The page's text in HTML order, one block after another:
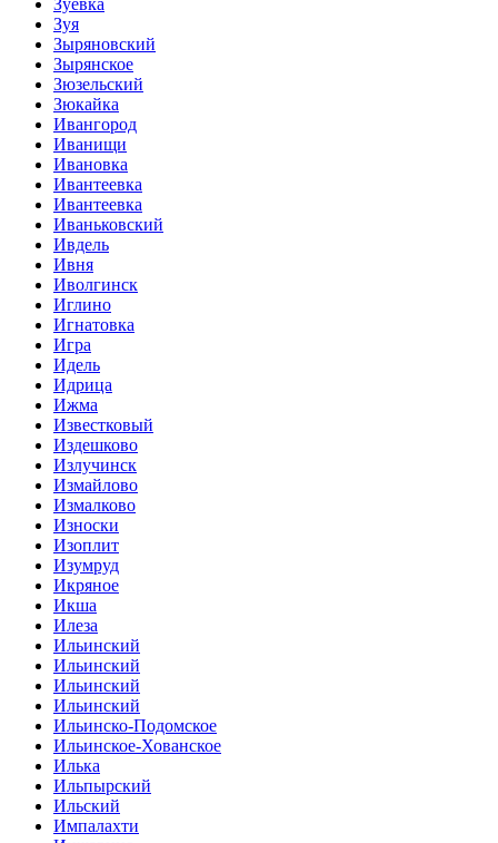
Зуевка
Зуя
Зыряновский
Зырянское
Зюзельский
Зюкайка
Ивангород
Иванищи
Ивановка
Ивантеевка
Ивантеевка
Иваньковский
Ивдель
Ивня
Иволгинск
Иглино
Игнатовка
Игра
Идель
Идрица
Ижма
Известковый
Издешково
Излучинск
Измайлово
Измалково
Износки
Изоплит
Изумруд
Икряное
Икша
Илеза
Ильинский
Ильинский
Ильинский
Ильинский
Ильинско-Подомское
Ильинское-Хованское
Илька
Ильпырский
Ильский
Импалахти